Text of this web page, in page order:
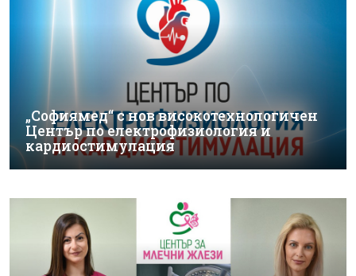
„Софиямед“ с нов високотехнологичен
Център по електрофизиология и
кардиостимулация